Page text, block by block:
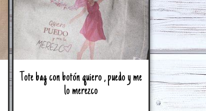
Tote bag con botón quiero , puedo y me
lo merezco